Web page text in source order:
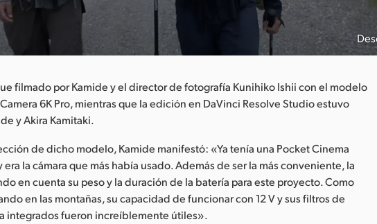
filmado por Kamide y el director de fotografía Kunihiko Ishii con el modelo
6K Pro, mientras que la edición en DaVinci Resolve Studio estuvo
y Akira Kamitaki.
de dicho modelo, Kamide manifestó: «Ya tenía una Pocket Cinema
era la cámara que más había usado. Además de ser la más conveniente, la
en cuenta su peso y la duración de la batería para este proyecto. Como
en las montañas, su capacidad de funcionar con 12 V y sus filtros de
integrados fueron increíblemente útiles».